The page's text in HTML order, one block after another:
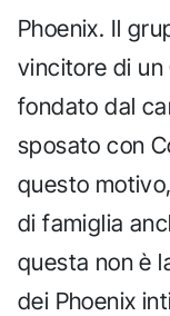
Phoenix. Il
vincitore di un
fondato dal
sposato con
questo motivo,
di famiglia
questa non è
dei Phoenix